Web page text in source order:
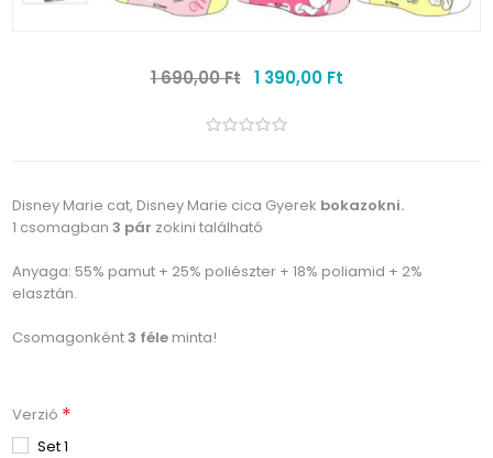
1 690,00 Ft 1 390,00 Ft
Disney Marie cat, Disney Marie cica Gyerek bokazokni.
1 csomagban3 pár zokini található
Anyaga: 55% pamut + 25% poliészter + 18% poliamid + 2%
elasztán.
Csomagonként3 féle minta!
Verzió *
Set 1